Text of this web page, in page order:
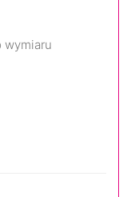
wymiaru